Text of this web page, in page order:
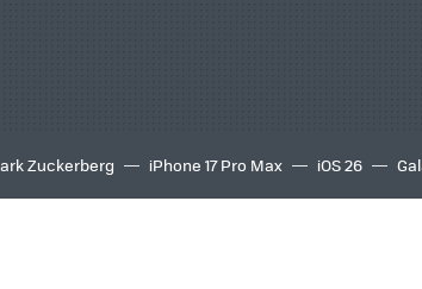
Zuckerberg iPhone 17 Pro Max iOS 26